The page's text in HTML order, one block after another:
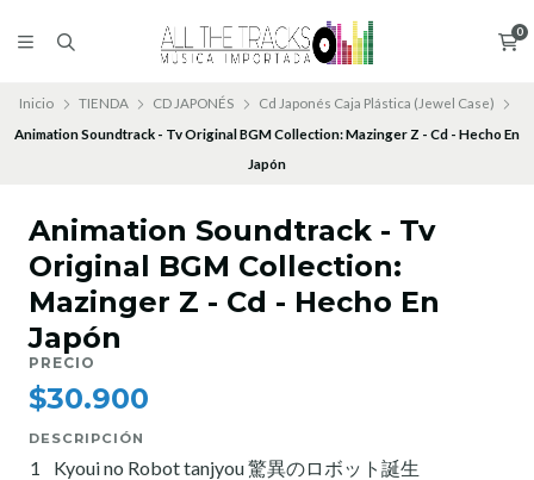
0
Inicio TIENDA CD JAPONÉS
Cd Japonés Caja Plástica (Jewel Case)
Animation Soundtrack - Tv Original BGM Collection: Mazinger Z - Cd - Hecho En
Japón
Animation Soundtrack - Tv
Original BGM Collection:
Mazinger Z - Cd - Hecho En
Japón
PRECIO
$30.900
DESCRIPCIÓN
1
Kyoui no Robot tanjyou 驚異のロボット誕生